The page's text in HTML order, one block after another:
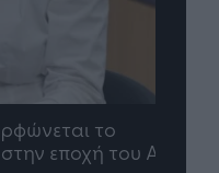
το
εποχή του AI